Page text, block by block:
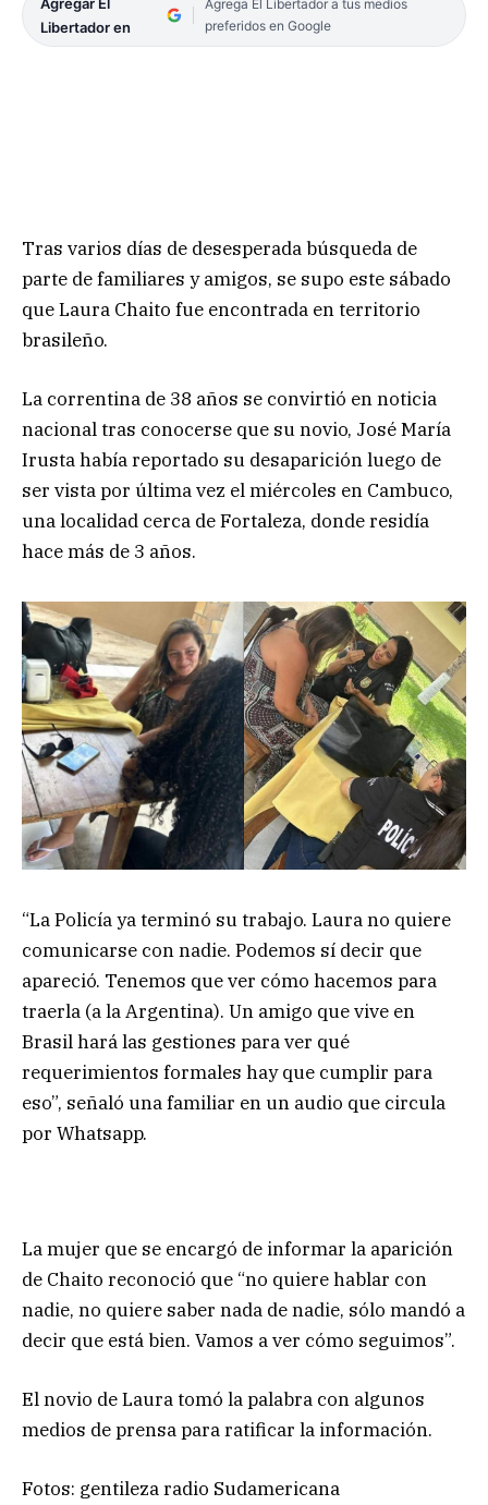
Libertador en
Agrega El Libertador a tus medios
preferidos en Google
Tras varios días de desesperada búsqueda de
parte de familiares y amigos, se supo este sábado
que Laura Chaito fue encontrada en territorio
brasileño.
La correntina de 38 años se convirtió en noticia
nacional tras conocerse que su novio, José María
Irusta había reportado su desaparición luego de
ser vista por última vez el miércoles en Cambuco,
una localidad cerca de Fortaleza, donde residía
hace más de 3 años.
“La Policía ya terminó su trabajo. Laura no quiere
comunicarse con nadie. Podemos sí decir que
apareció. Tenemos que ver cómo hacemos para
traerla (a la Argentina). Un amigo que vive en
Brasil hará las gestiones para ver qué
requerimientos formales hay que cumplir para
eso”, señaló una familiar en un audio que circula
por Whatsapp.
La mujer que se encargó de informar la aparición
de Chaito reconoció que “no quiere hablar con
nadie, no quiere saber nada de nadie, sólo mandó a
decir que está bien. Vamos a ver cómo seguimos”.
El novio de Laura tomó la palabra con algunos
medios de prensa para ratificar la información.
Fotos: gentileza radio Sudamericana